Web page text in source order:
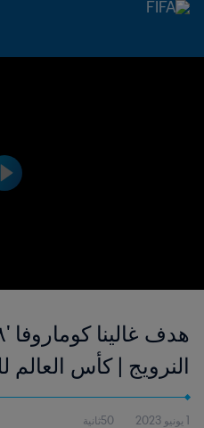
الولايات المتحدة
1 يونيو 2023 50ثانية